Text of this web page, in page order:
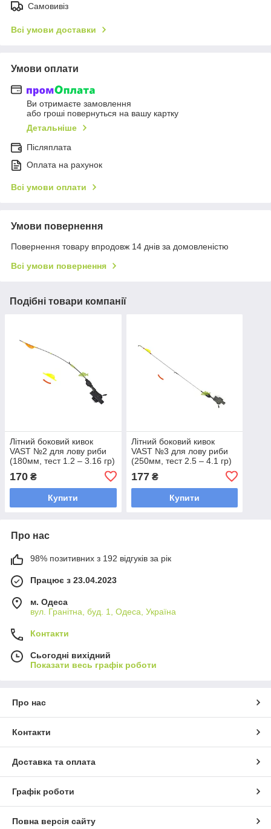
Самовивіз
Всі умови доставки
Умови оплати
Ви отримаєте замовлення
або гроші повернуться на вашу картку
Детальніше
Післяплата
Оплата на рахунок
Всі умови оплати
Умови повернення
Повернення товару впродовж 14 днів за домовленістю
Всі умови повернення
Подібні товари компанії
Літний боковий кивок
VAST №2 для лову риби
(180мм, тест 1.2 – 3.16 гр)
170 ₴
Купити
Літний боковий кивок
VAST №3 для лову риби
(250мм, тест 2.5 – 4.1 гр)
177₴
Купити
Про нас
98% позитивних з 192 відгуків за рік
Працює з 23.04.2023
м. Одеса
вул. Гранітна, буд. 1, Одеса, Україна
Контакти
Сьогодні вихідний
Показати весь графік роботи
Про нас
Контакти
Доставка та оплата
Графік роботи
Повна версія сайту